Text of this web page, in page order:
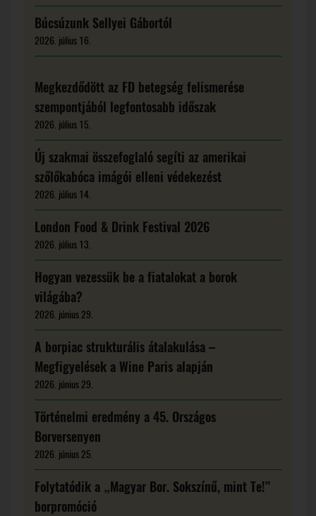
Búcsúzunk Sellyei Gábortól
2026. július 16.
Megkezdődött az FD betegség felismerése
szempontjából legfontosabb időszak
2026. július 15.
Új szakmai összefoglaló segíti az amerikai
szőlőkabóca imágói elleni védekezést
2026. július 14.
London Food & Drink Festival 2026
2026. július 13.
Hogyan vezessük be a fiatalokat a borok
világába?
2026. június 29.
A borpiac strukturális átalakulása –
Megfigyelések a Wine Paris alapján
2026. június 29.
Történelmi eredmény a 45. Országos
Borversenyen
2026. június 25.
Folytatódik a „Magyar Bor. Sokszínű, mint Te!”
borpromóció